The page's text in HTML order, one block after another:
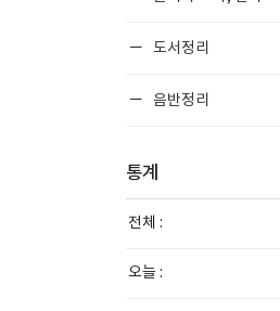
도서정리
음반정리
통계
전체 :
오늘 :